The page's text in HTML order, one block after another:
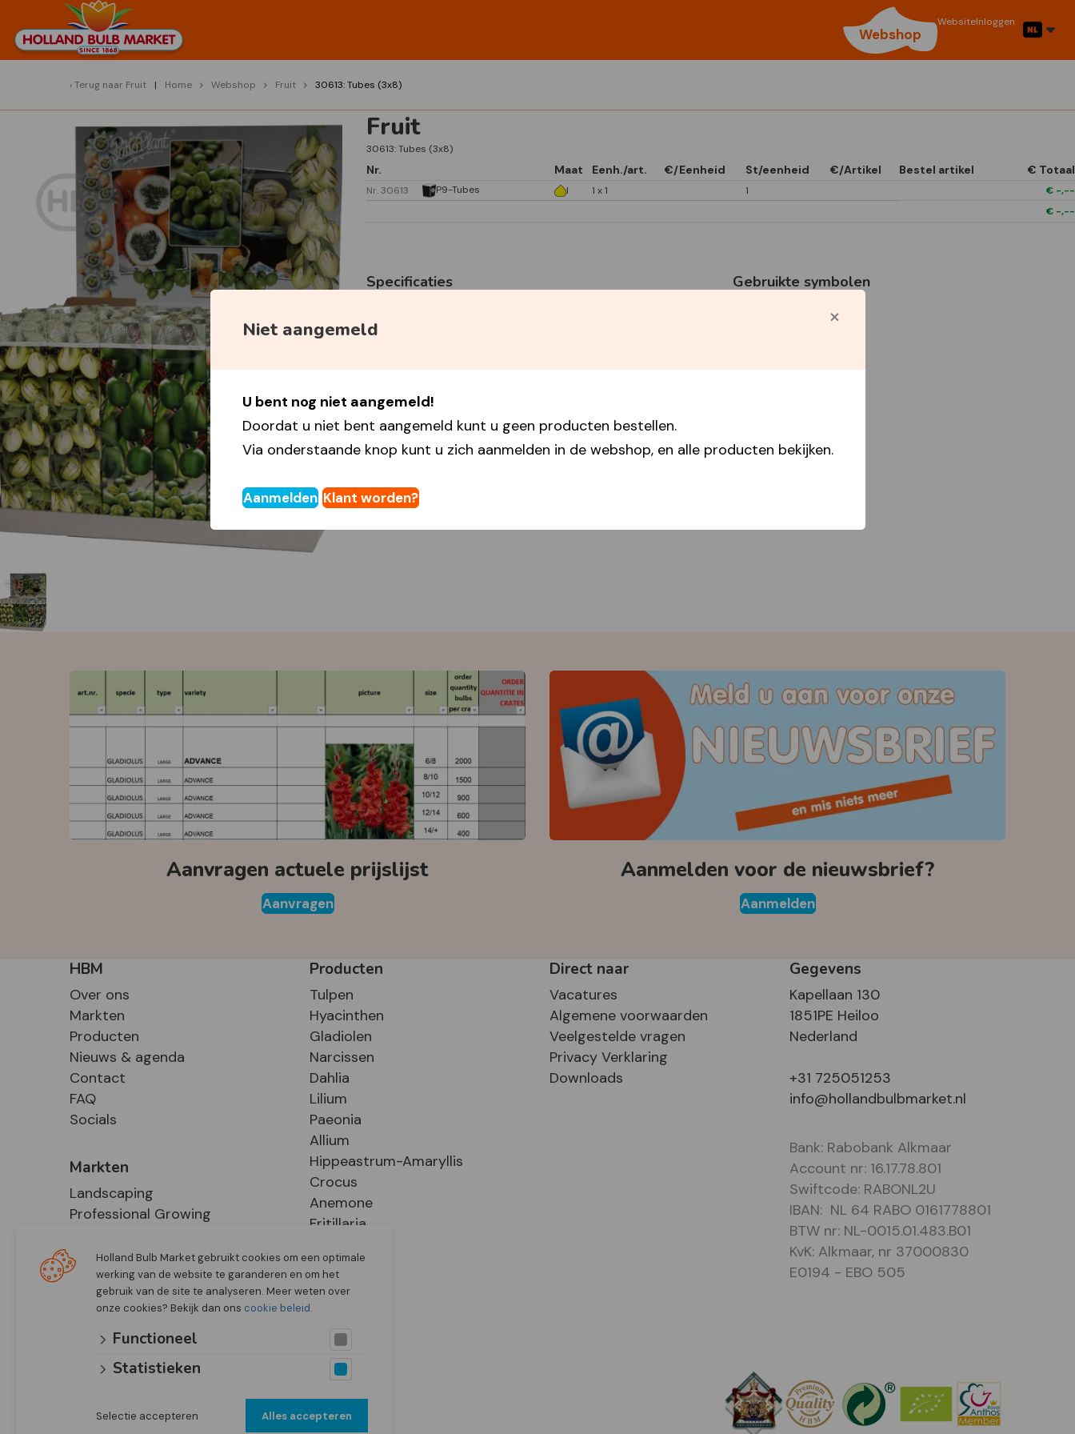
Webshop
WebsiteInloggen
Niet aangemeld
U bent nog niet aangemeld!
Doordat u niet bent aangemeld kunt u geen producten bestellen.
Via onderstaande knop kunt u zich aanmelden in de webshop, en alle producten bekijken.
Aanmelden Klant worden?
Terug naar Fruit Home Webshop Fruit 30613: Tubes (3x8)
Fruit
30613: Tubes (3x8)
Nr. Maat Eenh./art. €/Eenheid St/eenheid €/Artikel Bestel artikel € Totaal
Nr. 30613 P9-Tubes I 1 x 1 1 € -,--
€ -,--
Specificaties
Gebruikte symbolen
Aanvragen actuele prijslijst
Aanvragen
Aanmelden voor de nieuwsbrief?
Aanmelden
HBM
Over ons
Markten
Producten
Nieuws & agenda
Contact
FAQ
Socials
Markten
Landscaping
Professional Growing
Retail
Producten
Tulpen
Hyacinthen
Gladiolen
Narcissen
Dahlia
Lilium
Paeonia
Allium
Hippeastrum-Amaryllis
Crocus
Anemone
Fritillaria
Direct naar
Vacatures
Algemene voorwaarden
Veelgestelde vragen
Privacy Verklaring
Downloads
Gegevens
Kapellaan 130
1851PE Heiloo
Nederland
+31 725051253
info@hollandbulbmarket.nl
Bank: Rabobank Alkmaar
Account nr: 16.17.78.801
Swiftcode: RABONL2U
IBAN: NL 64 RABO 0161778801
BTW nr: NL-0015.01.483.B01
KvK: Alkmaar, nr 37000830
E0194 - EBO 505
Holland Bulb Market gebruikt cookies om een optimale
werking van de website te garanderen en om het
gebruik van de site te analyseren. Meer weten over
onze cookies? Bekijk dan ons cookie beleid.
Functioneel
Statistieken
Selectie accepteren Alles accepteren